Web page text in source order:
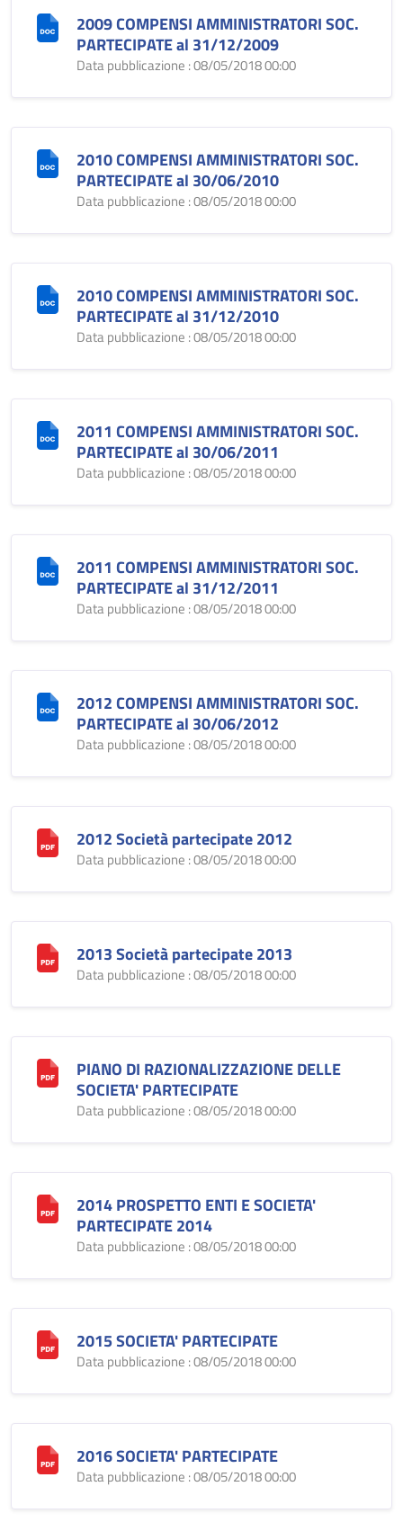
2009 COMPENSI AMMINISTRATORI SOC.
PARTECIPATE al 31/12/2009
Data pubblicazione : 08/05/2018 00:00
2010 COMPENSI AMMINISTRATORI SOC.
PARTECIPATE al 30/06/2010
Data pubblicazione : 08/05/2018 00:00
2010 COMPENSI AMMINISTRATORI SOC.
PARTECIPATE al 31/12/2010
Data pubblicazione : 08/05/2018 00:00
2011 COMPENSI AMMINISTRATORI SOC.
PARTECIPATE al 30/06/2011
Data pubblicazione : 08/05/2018 00:00
2011 COMPENSI AMMINISTRATORI SOC.
PARTECIPATE al 31/12/2011
Data pubblicazione : 08/05/2018 00:00
2012 COMPENSI AMMINISTRATORI SOC.
PARTECIPATE al 30/06/2012
Data pubblicazione : 08/05/2018 00:00
2012 Società partecipate 2012
Data pubblicazione : 08/05/2018 00:00
2013 Società partecipate 2013
Data pubblicazione : 08/05/2018 00:00
PIANO DI RAZIONALIZZAZIONE DELLE
SOCIETA' PARTECIPATE
Data pubblicazione : 08/05/2018 00:00
2014 PROSPETTO ENTI E SOCIETA'
PARTECIPATE 2014
Data pubblicazione : 08/05/2018 00:00
2015 SOCIETA' PARTECIPATE
Data pubblicazione : 08/05/2018 00:00
2016 SOCIETA' PARTECIPATE
Data pubblicazione : 08/05/2018 00:00